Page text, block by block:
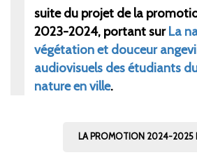
suite du projet de la
2023-2024, portant surLa
végétation et douceur
audiovisuels des étudiants
nature en ville.
LA PROMOTION 2024-2025